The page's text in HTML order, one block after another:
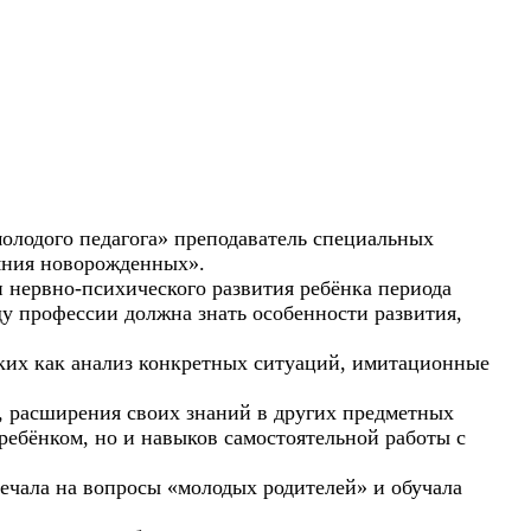
педагога» преподаватель специальных
новорожденных».
психического развития ребёнка периода
профессии должна знать особенности развития,
как анализ конкретных ситуаций, имитационные
своих знаний в других предметных
но и навыков самостоятельной работы с
на вопросы «молодых родителей» и обучала